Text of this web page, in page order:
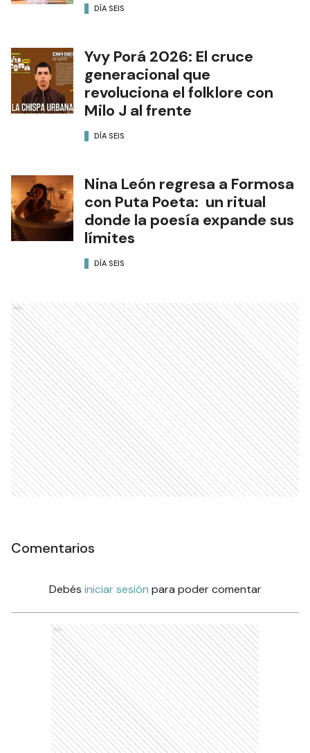
DÍA SEIS
Yvy Porá 2026: El cruce
generacional que
revoluciona el folklore con
Milo J al frente
DÍA SEIS
Nina León regresa a Formosa
con Puta Poeta: un ritual
donde la poesía expande sus
límites
DÍA SEIS
Ads
Comentarios
Debés iniciar sesión para poder comentar
Ads